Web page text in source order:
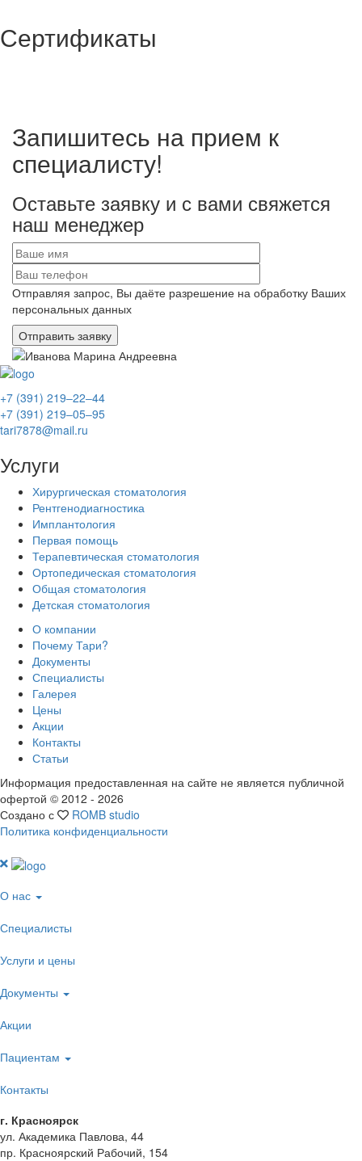
Сертификаты
Запишитесь на прием к
специалисту!
Оставьте заявку и с вами свяжется
наш менеджер
Отправляя запрос, Вы даёте разрешение на обработку Ваших
персональных данных
+7 (391) 219‒22‒44
+7 (391) 219‒05‒95
tari7878@mail.ru
Услуги
Хирургическая стоматология
Рентгенодиагностика
Имплантология
Первая помощь
Терапевтическая стоматология
Ортопедическая стоматология
Общая стоматология
Детская стоматология
О компании
Почему Тари?
Документы
Специалисты
Галерея
Цены
Акции
Контакты
Статьи
Информация предоставленная на сайте не является публичной
офертой © 2012 - 2026
Создано с
ROMB studio
Политика конфиденциальности
О нас
Специалисты
Услуги и цены
Документы
Акции
Пациентам
Контакты
г. Красноярск
ул. Академика Павлова, 44
пр. Красноярский Рабочий, 154